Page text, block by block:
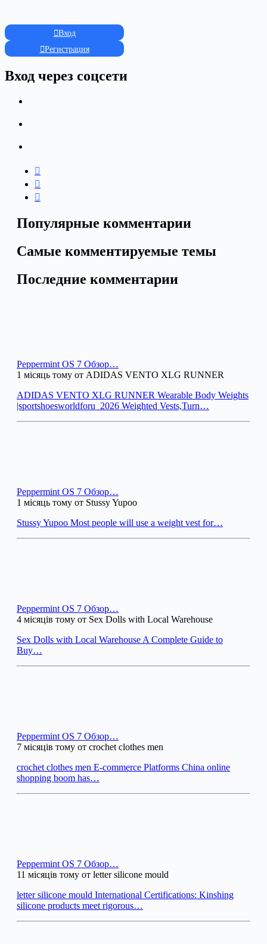
Вход
Регистрация
Вход через соцсети
Популярные комментарии
Самые комментируемые темы
Последние комментарии
Peppermint OS 7 Обзор…
1 місяць тому от ADIDAS VENTO XLG RUNNER
ADIDAS VENTO XLG RUNNER Wearable Body Weights
|sportshoesworldforu_2026 Weighted Vests,Turn…
Peppermint OS 7 Обзор…
1 місяць тому от Stussy Yupoo
Stussy Yupoo Most people will use a weight vest for…
Peppermint OS 7 Обзор…
4 місяців тому от Sex Dolls with Local Warehouse
Sex Dolls with Local Warehouse A Complete Guide to
Buy…
Peppermint OS 7 Обзор…
7 місяців тому от crochet clothes men
crochet clothes men E-commerce Platforms China online
shopping boom has…
Peppermint OS 7 Обзор…
11 місяців тому от letter silicone mould
letter silicone mould International Certifications: Kinshing
silicone products meet rigorous…